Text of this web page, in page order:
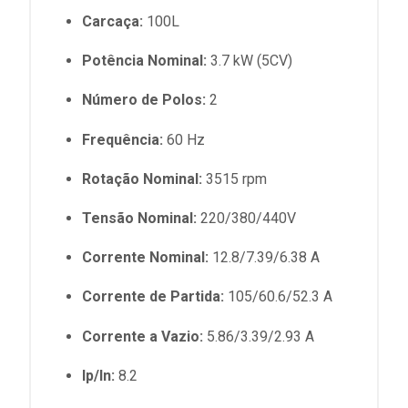
Carcaça: 100L
Potência Nominal: 3.7 kW (5CV)
Número de Polos: 2
Frequência: 60 Hz
Rotação Nominal: 3515 rpm
Tensão Nominal: 220/380/440V
Corrente Nominal: 12.8/7.39/6.38 A
Corrente de Partida: 105/60.6/52.3 A
Corrente a Vazio: 5.86/3.39/2.93 A
Ip/In: 8.2